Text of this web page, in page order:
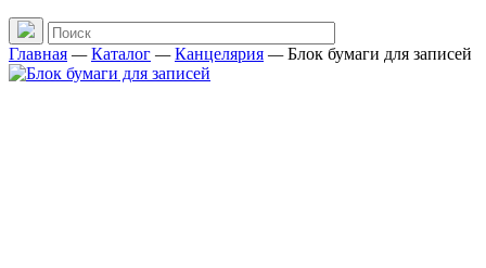
Главная —Каталог —Канцелярия —Блок бумаги для записей